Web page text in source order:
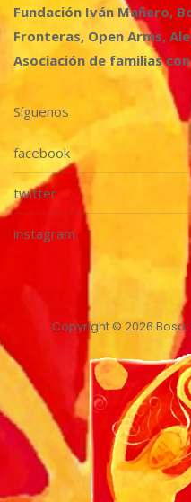
Fundación Iván Mañero,
Fronteras, Open Arms,
Asociación de familias
Síguenos
facebook
twitter
instagram
Copyright © 2026